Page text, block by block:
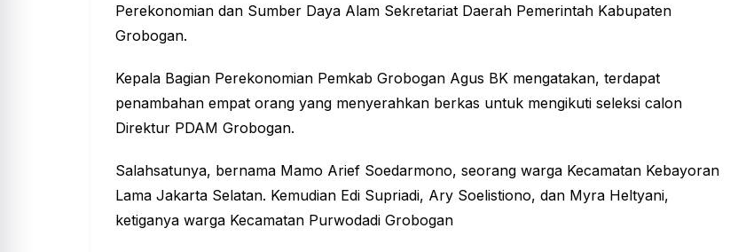
Perekonomian dan Sumber Daya Alam Sekretariat Daerah Pemerintah Kabupaten
Grobogan.
Kepala Bagian Perekonomian Pemkab Grobogan Agus BK mengatakan, terdapat
penambahan empat orang yang menyerahkan berkas untuk mengikuti seleksi calon
Direktur PDAM Grobogan.
Salahsatunya, bernama Mamo Arief Soedarmono, seorang warga Kecamatan Kebayoran
Lama Jakarta Selatan. Kemudian Edi Supriadi, Ary Soelistiono, dan Myra Heltyani,
ketiganya warga Kecamatan Purwodadi Grobogan